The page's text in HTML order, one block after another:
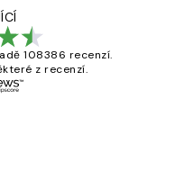
108386 recenzí.
z recenzí.